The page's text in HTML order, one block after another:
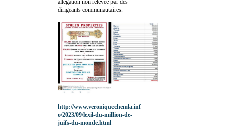
dirigeants communautaires.
http://www.veroniquechemla.inf
o/2023/09/lexil-du-million-de-
juifs-du-monde.html